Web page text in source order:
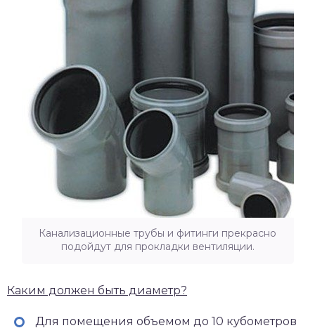
Канализационные трубы и фитинги прекрасно
подойдут для прокладки вентиляции.
Каким должен быть диаметр?
Для помещения объемом до 10 кубометров